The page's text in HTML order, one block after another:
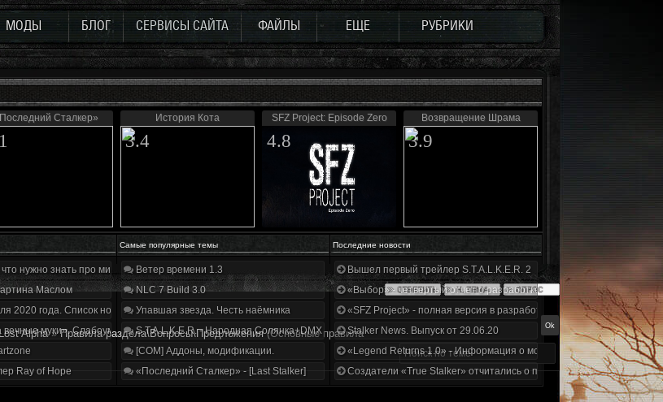
МОДЫ БЛОГ СЕРВИСЫ САЙТА ФАЙЛЫ ЕЩЕ РУБРИКИ
Сталкер» История Кота
3.4
SFZ Project: Episode Zero
4.8
Возвращение Шрама
3.9
Самые популярные темы Последние новости
нужно знать про мир, геймплей и сюжет | Разбор трейлера
Маслом
2020 года. Список нововведений
муки». Слабоумие и отвага
Ray of Hope
Ветер времени 1.3
NLC 7 Build 3.0
Упавшая звезда. Честь наёмника
S.T.A.L.K.E.R. - Народная Солянка+DMX 1.3.5.ООП.МА.К.
[COM] Аддоны, модификации.
«Последний Сталкер» - [Last Stalker]
Вышел первый трейлер S.T.A.L.K.E.R. 2
«Выбор» - четвертый отчет о разработке!
«SFZ Project» - полная версия в разработке!
Stalker News. Выпуск от 29.06.20
«Legend Returns 1.0» - Информация о моде за июнь 2020
Создатели «True Stalker» отчитались о проделанной работе
Alpha » Правила раздела\Вопросы\Предложения (Основные правила